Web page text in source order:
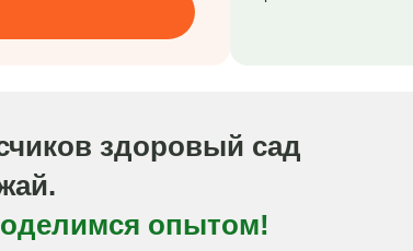
здоровый сад
опытом!